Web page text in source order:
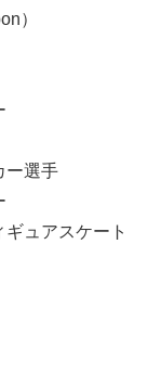
）
ー選手
ギュアスケート